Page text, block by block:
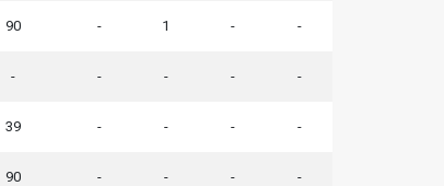
90 - 1 - -
- - - - -
39 - - - -
90 - - - -